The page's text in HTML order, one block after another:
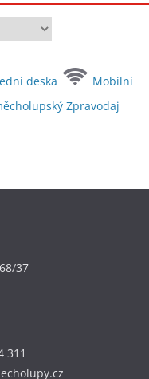
deska
Mobilní
Zpravodaj
37
311